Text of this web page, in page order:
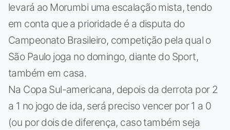
levará ao Morumbi uma escalação mista, tendo
em conta que a prioridade é a disputa do
Campeonato Brasileiro, competição pela qual o
São Paulo joga no domingo, diante do Sport,
também em casa.
Na Copa Sul-americana, depois da derrota por 2
a 1 no jogo de ida, será preciso vencer por 1 a 0
(ou por dois de diferença, caso também seja